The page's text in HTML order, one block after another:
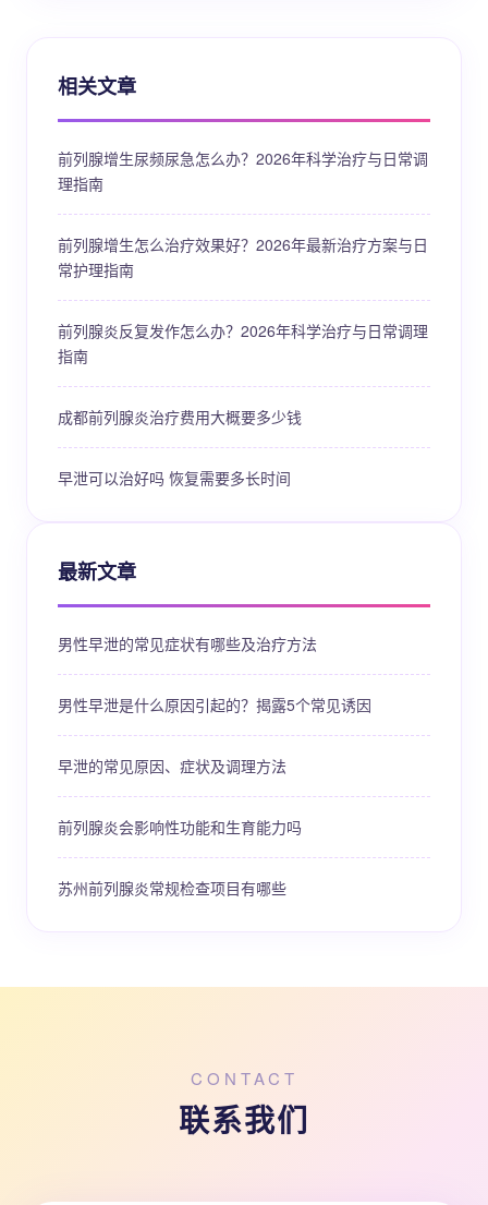
相关文章
前列腺增生尿频尿急怎么办？2026年科学治疗与日常调
理指南
前列腺增生怎么治疗效果好？2026年最新治疗方案与日
常护理指南
前列腺炎反复发作怎么办？2026年科学治疗与日常调理
指南
成都前列腺炎治疗费用大概要多少钱
早泄可以治好吗 恢复需要多长时间
最新文章
男性早泄的常见症状有哪些及治疗方法
男性早泄是什么原因引起的？揭露5个常见诱因
早泄的常见原因、症状及调理方法
前列腺炎会影响性功能和生育能力吗
苏州前列腺炎常规检查项目有哪些
CONTACT
联系我们